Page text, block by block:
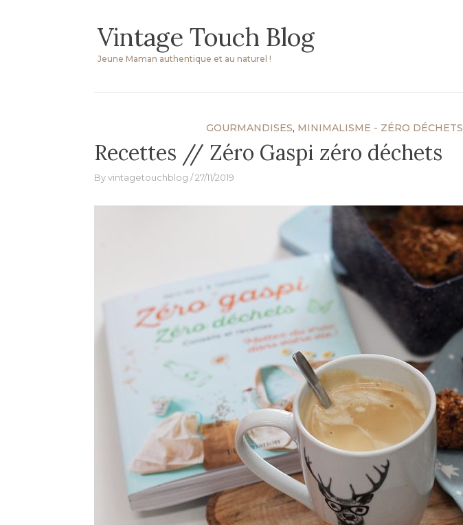
contentVintage Touch Blog
Jeune Maman authentique et au naturel !
GOURMANDISES, MINIMALISME - ZÉRO DÉCHETS
Recettes // Zéro Gaspi zéro déchets
Byvintagetouchblog 27/11/2019